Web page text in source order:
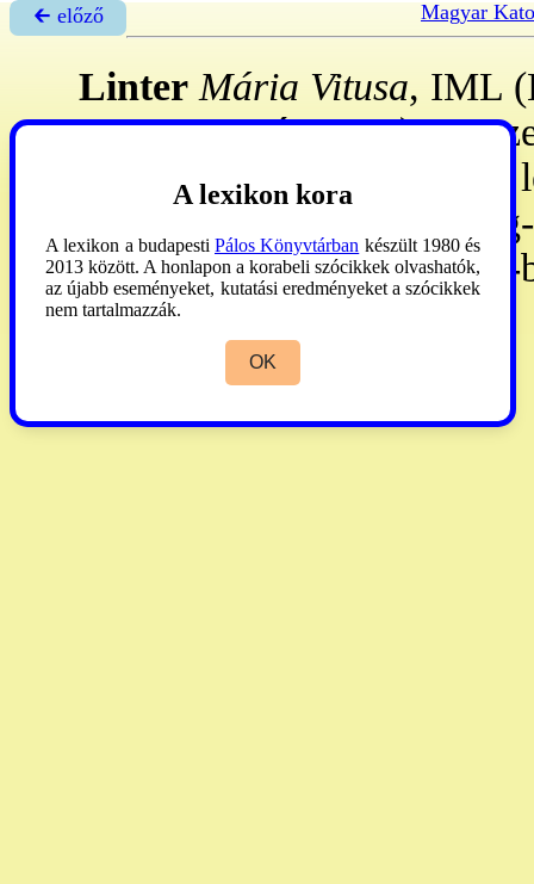
🡰 előző Magyar
Linter Mária Vitusa, IML
Bp., 1994. ápr. 20.):
Sopronban 1931. VII.
első, 1938. V. 5: örök
sokáig varrt, javított a KPI-
A lexikon kora
A lexikon a budapesti Pálos Könyvtárban készült 1980 és
2013 között. A honlapon a korabeli szócikkek olvashatók,
az újabb eseményeket, kutatási eredményeket a szócikkek
nem tartalmazzák.
OK